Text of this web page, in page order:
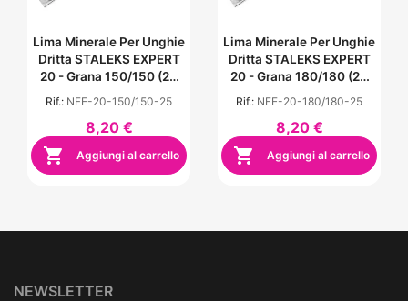
Lima Minerale Per Unghie
Dritta STALEKS EXPERT
20 - Grana 150/150 (25
Pz)
Rif.: NFE-20-150/150-25
8,20 €
 Aggiungi al carrello
Lima Minerale Per Unghie
Dritta STALEKS EXPERT
20 - Grana 180/180 (25
Pz)
Rif.: NFE-20-180/180-25
8,20 €
 Aggiungi al carrello
NEWSLETTER